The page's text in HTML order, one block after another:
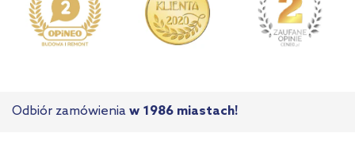
Odbiór zamówienia w 1986 miastach!